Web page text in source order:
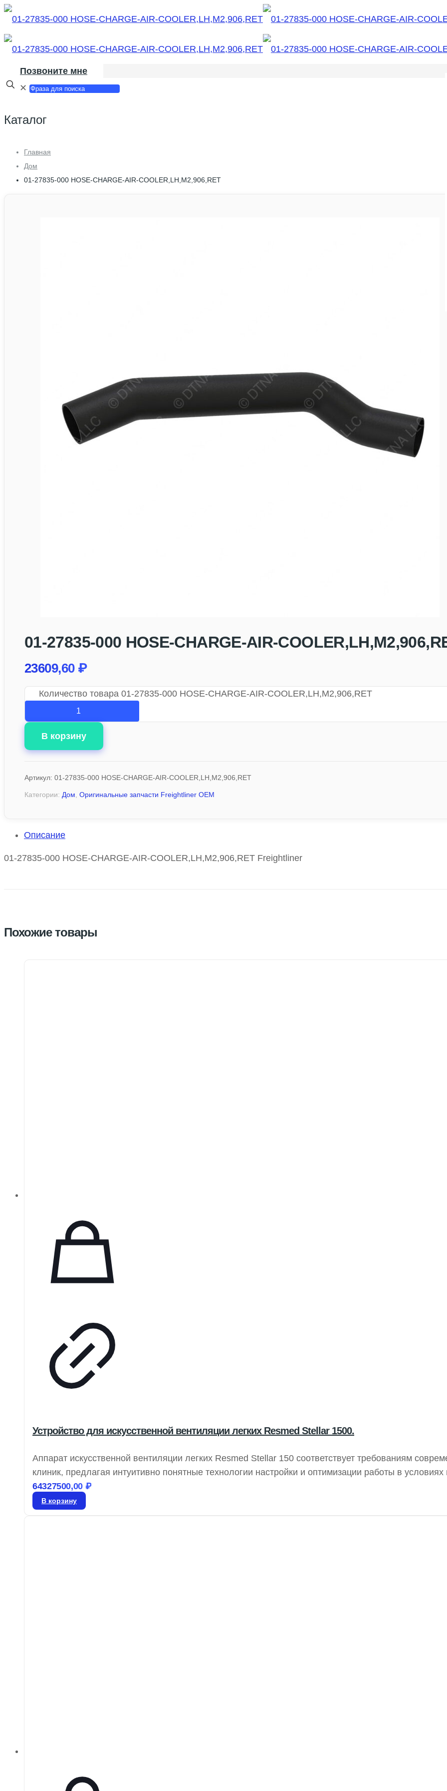
Позвоните мне
✕
Каталог
Главная
Дом
01-27835-000 HOSE-CHARGE-AIR-COOLER,LH,M2,906,RET
01-27835-000 HOSE-CHARGE-AIR-
23609,60 ₽
Количество товара 01-27835-000 HOSE-CHARGE-AIR-COOLER,LH,M2,906,RET
В корзину
Артикул: 01-27835-000 HOSE-CHARGE-AIR-COOLER,LH,M2,906,RET
Категории: Дом, Оригинальные запчасти Freightliner OEM
Описание
01-27835-000 HOSE-CHARGE-AIR-COOLER,LH,M2,906,RET Freightliner
Похожие товары
Устройство для искусственной вентиляции легких Resmed Stellar 1500.
Аппарат искусственной вентиляции легких Resmed Stellar 150 соответствует требованиям
клиник, предлагая интуитивно понятные технологии настройки и оптимизации работы в условиях
нагрузки. Stellar предоставляет эффективную вентиляцию для разнообразных пациентов,
респираторные потребности и позволяя им оставаться мобильными.
64327500,00 ₽
В корзину